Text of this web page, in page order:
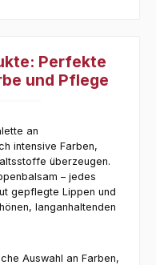
Perfekte
und Pflege
an
intensive Farben,
überzeugen.
– jedes
gepflegte Lippen und
langanhaltenden
Auswahl an Farben,